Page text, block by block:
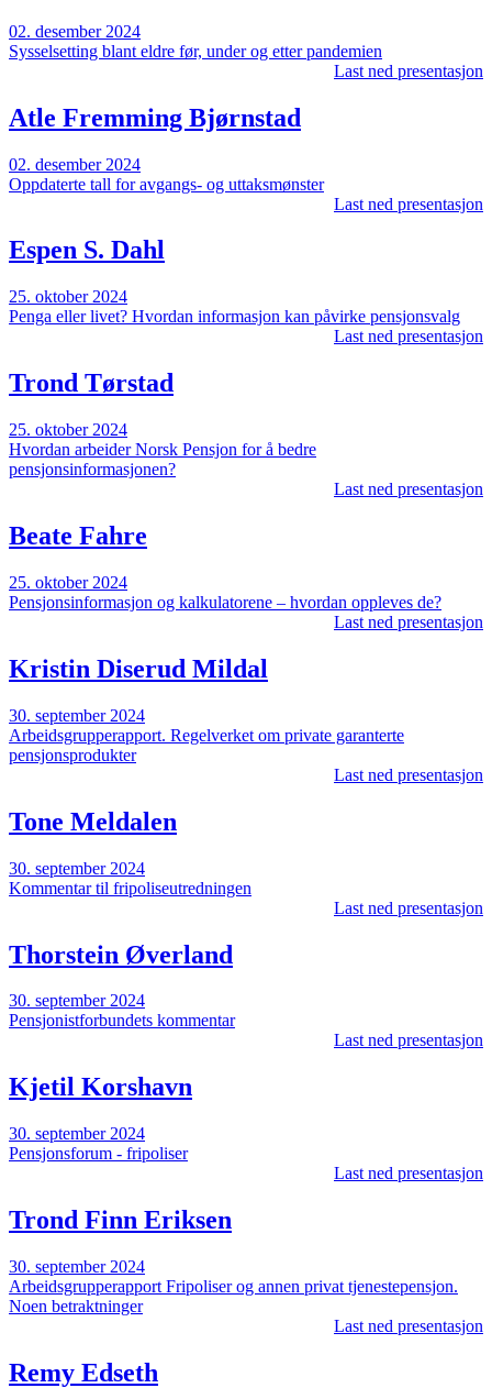
02. desember 2024
Sysselsetting blant eldre før, under og etter pandemien
Last ned presentasjon
Atle Fremming Bjørnstad
02. desember 2024
Oppdaterte tall for avgangs- og uttaksmønster
Last ned presentasjon
Espen S. Dahl
25. oktober 2024
Penga eller livet? Hvordan informasjon kan påvirke pensjonsvalg
Last ned presentasjon
Trond Tørstad
25. oktober 2024
Hvordan arbeider Norsk Pensjon for å bedre
pensjonsinformasjonen?
Last ned presentasjon
Beate Fahre
25. oktober 2024
Pensjonsinformasjon og kalkulatorene – hvordan oppleves de?
Last ned presentasjon
Kristin Diserud Mildal
30. september 2024
Arbeidsgrupperapport. Regelverket om private garanterte
pensjonsprodukter
Last ned presentasjon
Tone Meldalen
30. september 2024
Kommentar til fripoliseutredningen
Last ned presentasjon
Thorstein Øverland
30. september 2024
Pensjonistforbundets kommentar
Last ned presentasjon
Kjetil Korshavn
30. september 2024
Pensjonsforum - fripoliser
Last ned presentasjon
Trond Finn Eriksen
30. september 2024
Arbeidsgrupperapport Fripoliser og annen privat tjenestepensjon.
Noen betraktninger
Last ned presentasjon
Remy Edseth